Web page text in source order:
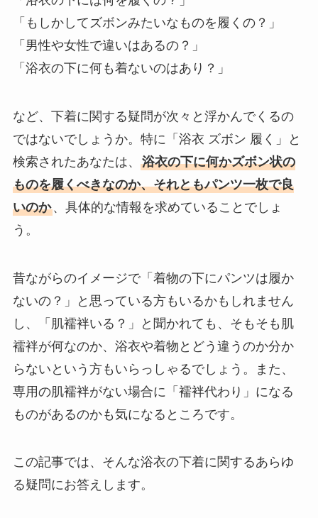
「もしかしてズボンみたいなものを履くの？」
「男性や女性で違いはあるの？」
「浴衣の下に何も着ないのはあり？」
など、下着に関する疑問が次々と浮かんでくるの
ではないでしょうか。特に「浴衣 ズボン 履く」と
検索されたあなたは、 浴衣の下に何かズボン状の
ものを履くべきなのか、それともパンツ一枚で良
いのか、具体的な情報を求めていることでしょ
う。
昔ながらのイメージで「着物の下にパンツは履か
ないの？」と思っている方もいるかもしれません
し、「肌襦袢いる？」と聞かれても、そもそも肌
襦袢が何なのか、浴衣や着物とどう違うのか分か
らないという方もいらっしゃるでしょう。また、
専用の肌襦袢がない場合に「襦袢代わり」になる
ものがあるのかも気になるところです。
この記事では、そんな浴衣の下着に関するあらゆ
る疑問にお答えします。